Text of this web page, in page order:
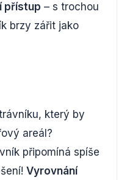
přístup – s trochou
brzy zářit jako
který by
areál?
připomíná spíše
Vyrovnání